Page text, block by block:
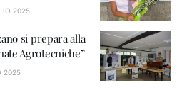
2025
si prepara alla
Agrotecniche”
2025